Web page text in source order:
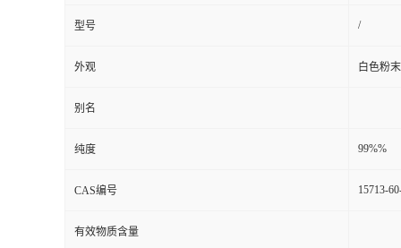
型号 /
外观 白色粉末
别名
纯度 99%%
CAS编号 15713-
有效物质含量